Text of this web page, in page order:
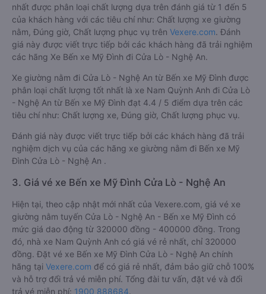
nhất được phân loại chất lượng dựa trên đánh giá từ 1 đến 5
của khách hàng với các tiêu chí như: Chất lượng xe giường
nằm, Đúng giờ, Chất lượng phục vụ trên Vexere.com. Đánh
giá này được viết trực tiếp bởi các khách hàng đã trải nghiệm
các hãng Xe Bến xe Mỹ Đình đi Cửa Lò - Nghệ An.
Xe giường nằm đi Cửa Lò - Nghệ An từ Bến xe Mỹ Đình được
phân loại chất lượng tốt nhất là xe Nam Quỳnh Anh đi Cửa Lò
- Nghệ An từ Bến xe Mỹ Đình đạt 4.4 / 5 điểm dựa trên các
tiêu chí như: Chất lượng xe, Đúng giờ, Chất lượng phục vụ.
Đánh giá này được viết trực tiếp bởi các khách hàng đã trải
nghiệm dịch vụ của các hãng xe giường nằm đi Bến xe Mỹ
Đình Cửa Lò - Nghệ An .
3. Giá vé xe Bến xe Mỹ Đình Cửa Lò - Nghệ An
Hiện tại, theo cập nhật mới nhất của Vexere.com, giá vé xe
giường nằm tuyến Cửa Lò - Nghệ An - Bến xe Mỹ Đình có
mức giá dao động từ 320000 đồng - 400000 đồng. Trong
đó, nhà xe Nam Quỳnh Anh có giá vé rẻ nhất, chỉ 320000
đồng. Đặt vé xe Bến xe Mỹ Đình Cửa Lò - Nghệ An chính
hãng tại Vexere.com để có giá rẻ nhất, đảm bảo giữ chỗ 100%
và hỗ trợ đổi trả vé miễn phí. Tổng đài tư vấn, đặt vé và đổi
trả vé miễn phí: 1900 888684.